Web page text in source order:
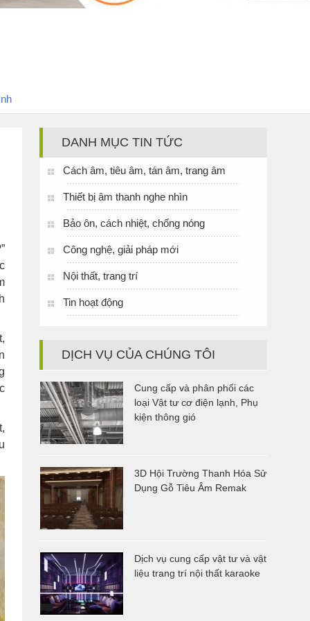
DANH MỤC TIN TỨC
Cách âm, tiêu âm, tán âm, trang âm
Thiết bị âm thanh nghe nhìn
Bảo ôn, cách nhiệt, chống nóng
Công nghệ, giải pháp mới
Nội thất, trang trí
Tin hoạt động
DỊCH VỤ CỦA CHÚNG TÔI
Cung cấp và phân phối các
loại Vật tư cơ điện lạnh, Phụ
kiện thông gió
3D Hội Trường Thanh Hóa Sử
Dụng Gỗ Tiêu Âm Remak
Dịch vụ cung cấp vật tư và vật
liệu trang trí nội thất karaoke